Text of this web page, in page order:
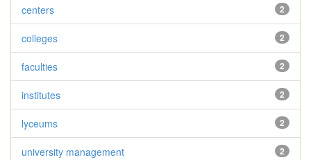
2
centers
2
colleges
2
faculties
2
institutes
2
lyceums
2
university management